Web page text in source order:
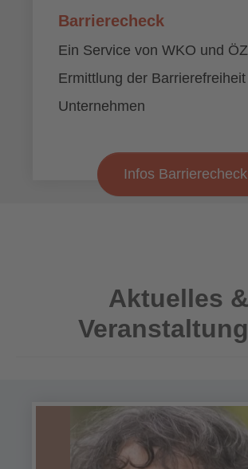
Barrierecheck
Ein Service von WKO und
Ermittlung der
Unternehmen
Infos Barrierecheck
Aktuelles &